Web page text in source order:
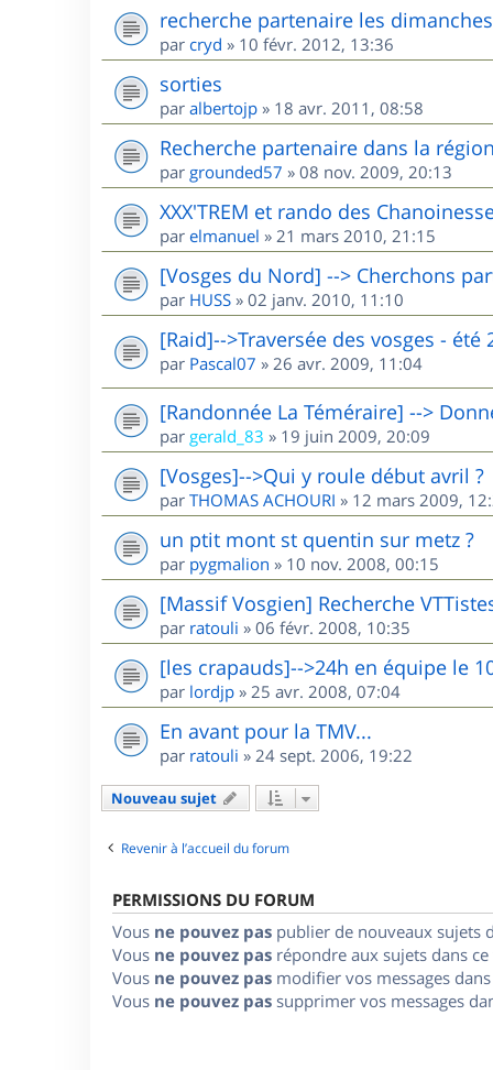
recherche partenaire les
par cryd » 10 févr. 2012, 13:36
sorties
par albertojp » 18 avr. 2011, 08:58
Recherche partenaire dans la
par grounded57 » 08 nov. 2009, 20:13
XXX'TREM et rando des
par elmanuel » 21 mars 2010, 21:15
[Vosges du Nord] --> Cherchons
par HUSS » 02 janv. 2010, 11:10
[Raid]-->Traversée des vosges - été
par Pascal07 » 26 avr. 2009, 11:04
[Randonnée La Téméraire] -->
par gerald_83 » 19 juin 2009, 20:09
[Vosges]-->Qui y roule début avril ?
par THOMAS ACHOURI » 12 mars 2009,
un ptit mont st quentin sur metz ?
par pygmalion » 10 nov. 2008, 00:15
[Massif Vosgien] Recherche
par ratouli » 06 févr. 2008, 10:35
[les crapauds]-->24h en équipe le
par lordjp » 25 avr. 2008, 07:04
En avant pour la TMV...
par ratouli » 24 sept. 2006, 19:22
Nouveau sujet
Revenir à l’accueil du forum
PERMISSIONS DU FORUM
Vous ne pouvez pas publier de nouveaux sujets
Vous ne pouvez pas répondre aux sujets dans
Vous ne pouvez pas modifier vos messages
Vous ne pouvez pas supprimer vos messages